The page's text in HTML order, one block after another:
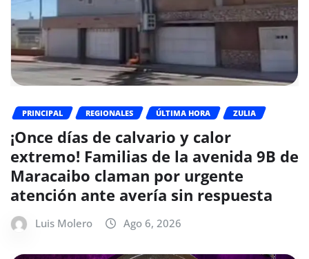
PRINCIPAL REGIONALES ÚLTIMA HORA ZULIA
¡Once días de calvario y calor
extremo! Familias de la avenida 9B de
Maracaibo claman por urgente
atención ante avería sin respuesta
Luis Molero Ago 6, 2026